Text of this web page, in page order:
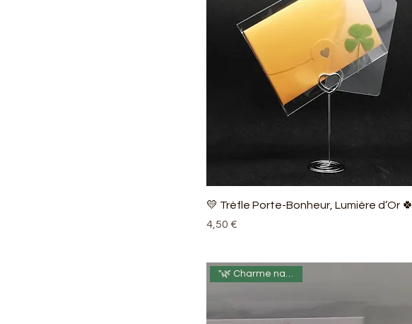
💛 Trèfle Porte-Bonheur, Lumière d’Or 🍀
Prix
4,50 €
"🌿 Charme naturel 🍃"